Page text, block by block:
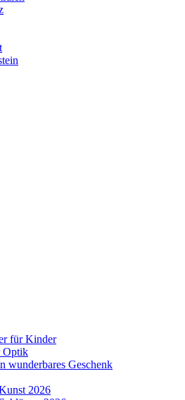
für Kinder
Optik
wunderbares Geschenk
2026